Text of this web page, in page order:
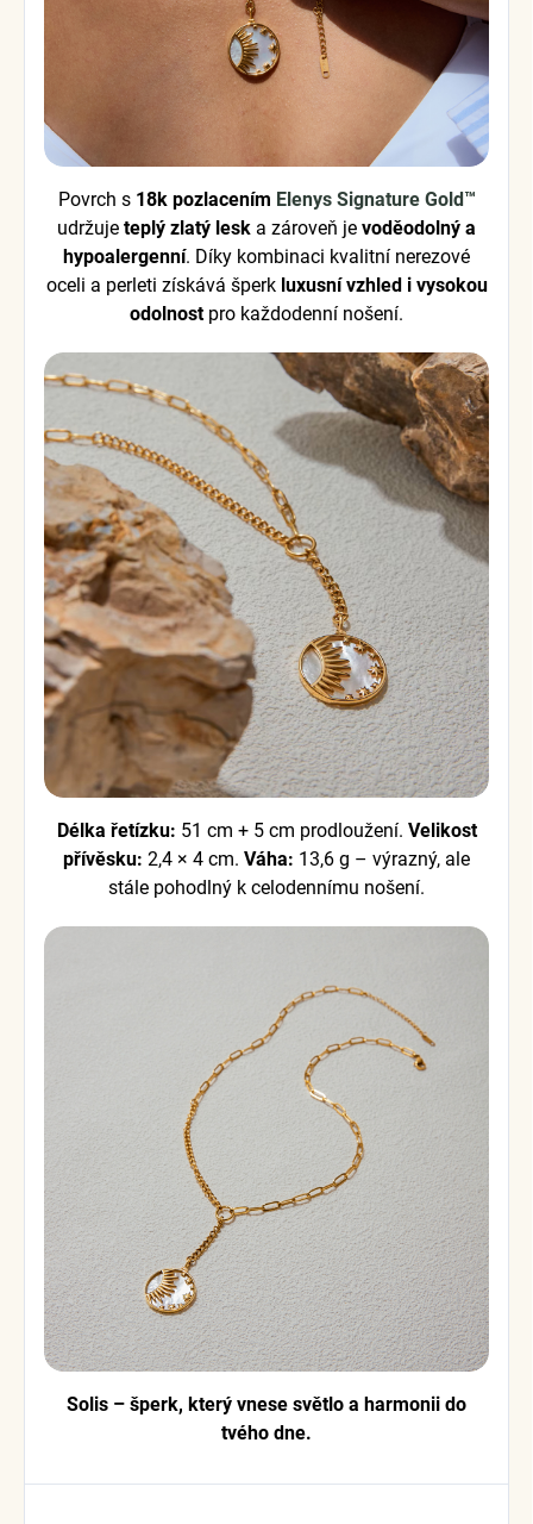
Povrch s 18k pozlacením Elenys Signature Gold™
udržuje teplý zlatý lesk a zároveň je voděodolný a
hypoalergenní. Díky kombinaci kvalitní nerezové
oceli a perleti získává šperk luxusní vzhled i vysokou
odolnostpro každodenní nošení.
Délka řetízku: 51 cm + 5 cm prodloužení. Velikost
přívěsku: 2,4 × 4 cm. Váha: 13,6 g – výrazný, ale
stále pohodlný k celodennímu nošení.
Solis – šperk, který vnese světlo a harmonii do
tvého dne.